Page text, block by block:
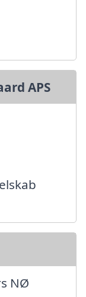
APS
NØ